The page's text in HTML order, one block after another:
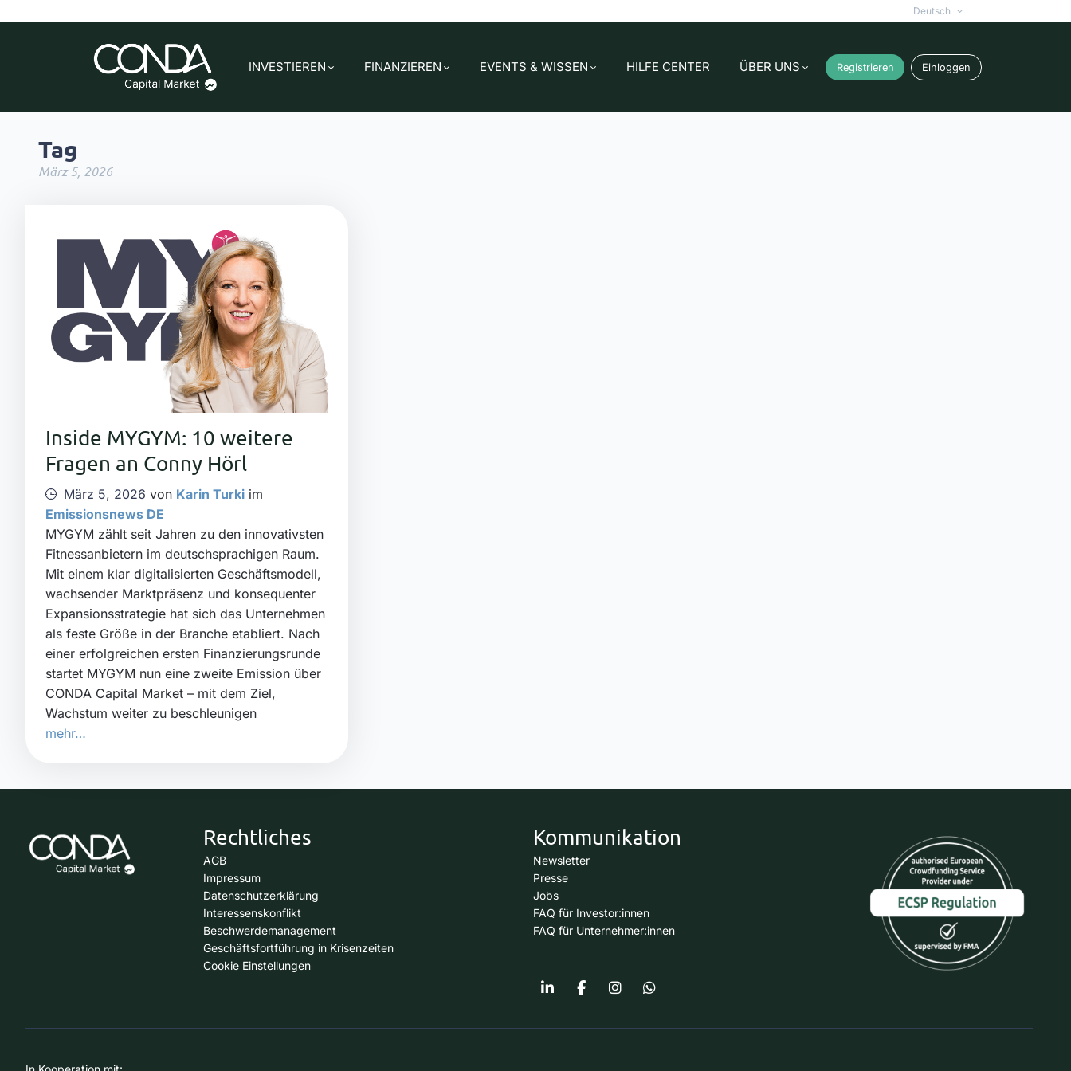
Deutsch
INVESTIEREN FINANZIEREN EVENTS & WISSEN HILFE CENTER ÜBER UNS Registrieren Einloggen
Tag
März 5, 2026
Inside MYGYM: 10 weitere
Fragen an Conny Hörl
März 5, 2026 von Karin Turki im
Emissionsnews DE
MYGYM zählt seit Jahren zu den innovativsten
Fitnessanbietern im deutschsprachigen Raum.
Mit einem klar digitalisierten Geschäftsmodell,
wachsender Marktpräsenz und konsequenter
Expansionsstrategie hat sich das Unternehmen
als feste Größe in der Branche etabliert. Nach
einer erfolgreichen ersten Finanzierungsrunde
startet MYGYM nun eine zweite Emission über
CONDA Capital Market – mit dem Ziel,
Wachstum weiter zu beschleunigen
mehr…
Rechtliches
AGB
Impressum
Datenschutzerklärung
Interessenskonflikt
Beschwerdemanagement
Geschäftsfortführung in Krisenzeiten
Cookie Einstellungen
Kommunikation
Newsletter
Presse
Jobs
FAQ für Investor:innen
FAQ für Unternehmer:innen